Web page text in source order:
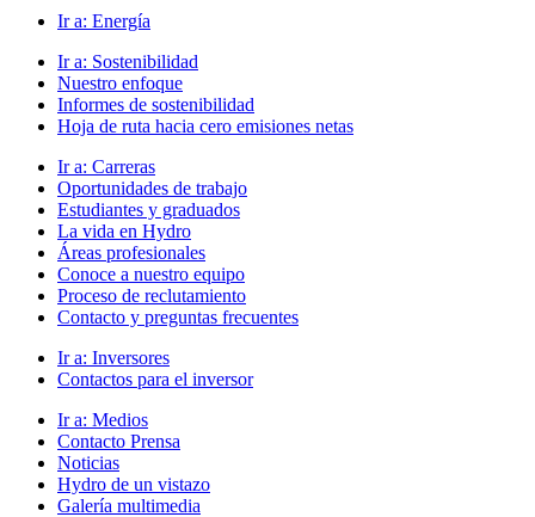
Ir a: Energía
Ir a: Sostenibilidad
Nuestro enfoque
Informes de sostenibilidad
Hoja de ruta hacia cero emisiones netas
Ir a: Carreras
Oportunidades de trabajo
Estudiantes y graduados
La vida en Hydro
Áreas profesionales
Conoce a nuestro equipo
Proceso de reclutamiento
Contacto y preguntas frecuentes
Ir a: Inversores
Contactos para el inversor
Ir a: Medios
Contacto Prensa
Noticias
Hydro de un vistazo
Galería multimedia